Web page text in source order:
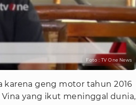
Foto : TV One News
karena geng motor tahun 2016
Vina yang ikut meninggal dunia,